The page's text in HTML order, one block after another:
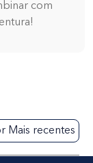
com
Mais recentes